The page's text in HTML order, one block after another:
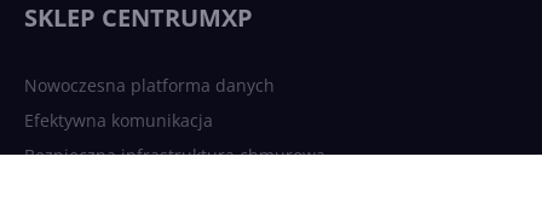
SKLEP CENTRUMXP
Nowoczesna platforma danych
Efektywna komunikacja
Bezpieczna infrastruktura chmurowa